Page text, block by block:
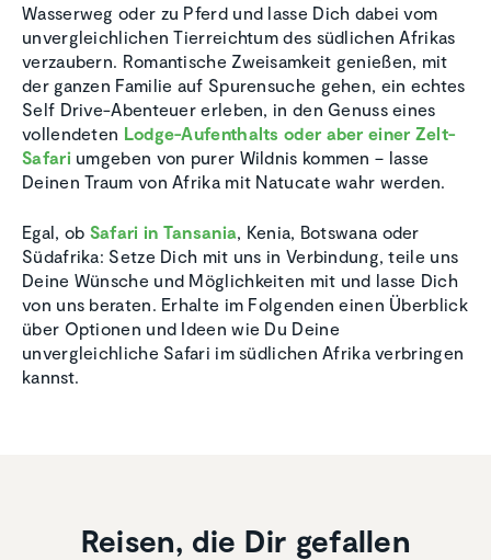
Wasserweg oder zu Pferd und lasse Dich dabei vom
unvergleichlichen Tierreichtum des südlichen Afrikas
verzaubern. Romantische Zweisamkeit genießen, mit
der ganzen Familie auf Spurensuche gehen, ein echtes
Self Drive-Abenteuer erleben, in den Genuss eines
vollendeten Lodge-Aufenthalts oder aber einer Zelt-
Safariumgeben von purer Wildnis kommen – lasse
Deinen Traum von Afrika mit Natucate wahr werden.
Egal, ob Safari in Tansania, Kenia, Botswana oder
Südafrika: Setze Dich mit uns in Verbindung, teile uns
Deine Wünsche und Möglichkeiten mit und lasse Dich
von uns beraten. Erhalte im Folgenden einen Überblick
über Optionen und Ideen wie Du Deine
unvergleichliche Safari im südlichen Afrika verbringen
kannst.
Reisen, die Dir gefallen